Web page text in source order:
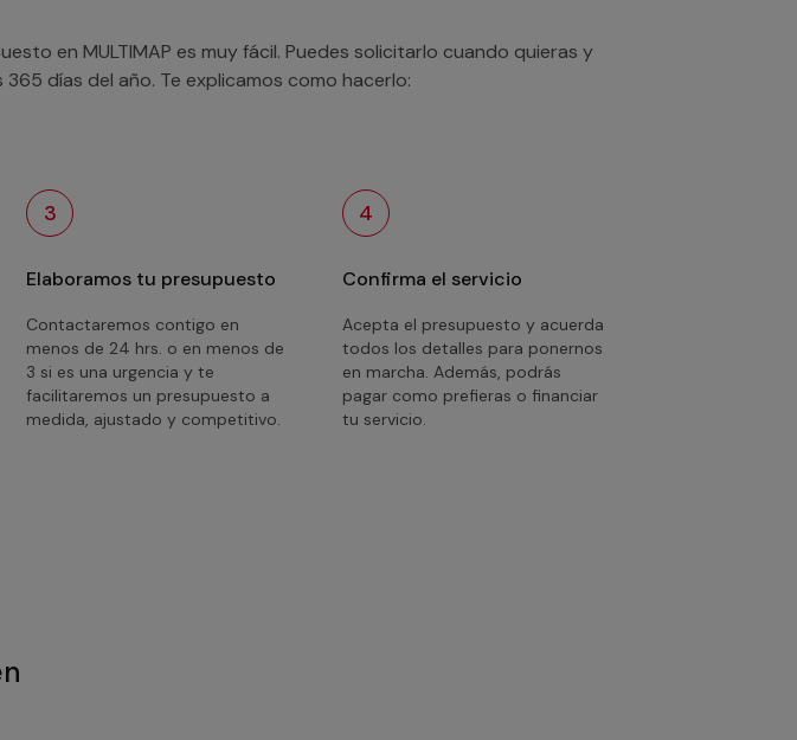
en MULTIMAP es muy fácil. Puedes solicitarlo cuando quieras y
días del año. Te explicamos como hacerlo:
3
Elaboramos tu presupuesto
Contactaremos contigo en
menos de 24 hrs. o en menos de
3 si es una urgencia y te
facilitaremos un presupuesto a
medida, ajustado y competitivo.
4
Confirma el servicio
Acepta el presupuesto y acuerda
todos los detalles para ponernos
en marcha. Además, podrás
pagar como prefieras o financiar
tu servicio.